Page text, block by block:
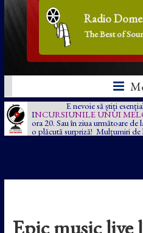
Radio
The Best of
E nevoie să știți
INCURSIUNILE UNUI
ora 20. Sau în ziua următoare de
o plăcută surpriză! Mulțumiri de
Epic music live